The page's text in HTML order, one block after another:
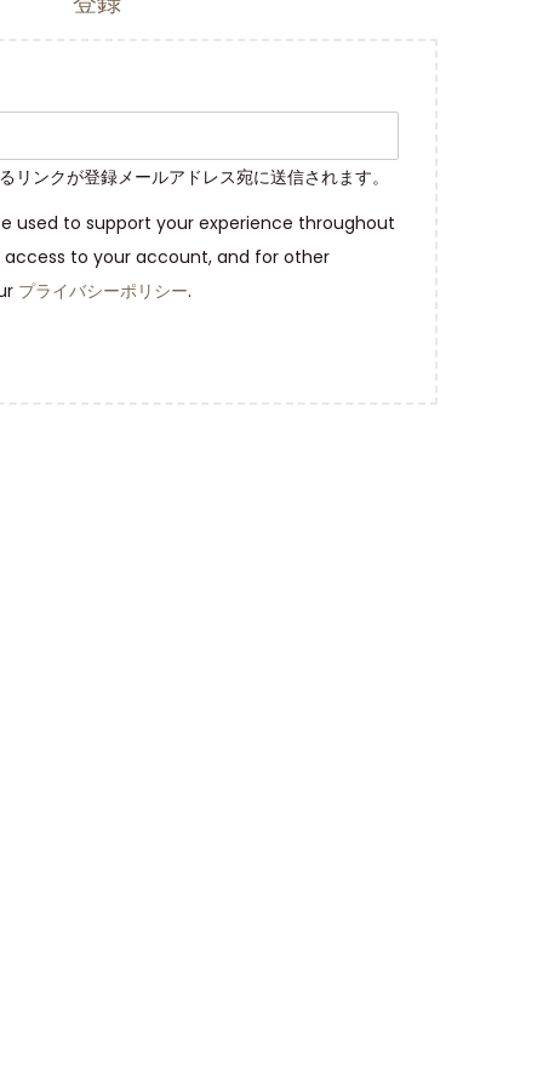
リンクが登録メールアドレス宛に送信されます。
used to support your experience throughout
to your account, and for other
プライバシーポリシー.